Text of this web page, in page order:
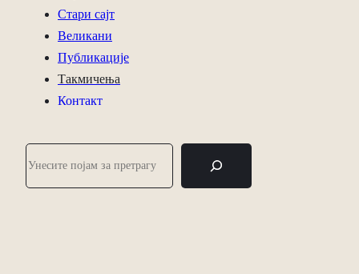
Стари сајт
Великани
Публикације
Такмичења
Контакт
р
е